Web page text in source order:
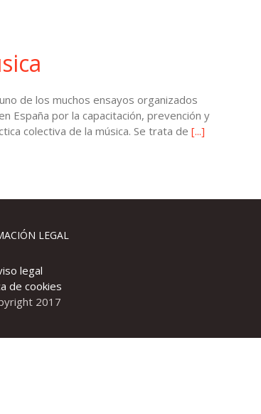
de los muchos ensayos organizados
España por la capacitación, prevención y
colectiva de la música. Se trata de [...]
LEGAL
legal
de cookies
2017